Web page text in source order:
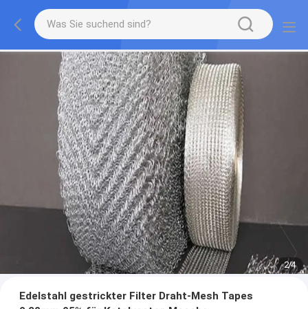
2/4
Edelstahl gestrickter Filter Draht-Mesh Tapes